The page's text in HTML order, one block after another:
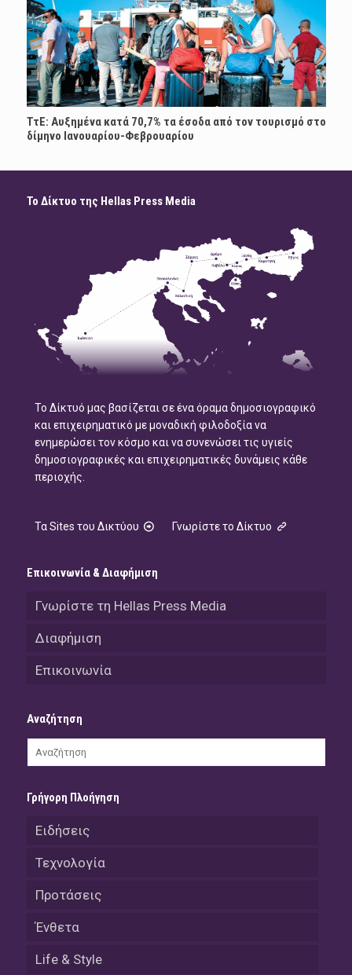
ΤτΕ: Αυξημένα κατά 70,7% τα έσοδα από τον τουρισμό στο
δίμηνο Ιανουαρίου-Φεβρουαρίου
Το Δίκτυο της Hellas Press Media
Το Δίκτυό μας βασίζεται σε ένα όραμα δημοσιογραφικό
και επιχειρηματικό με μοναδική φιλοδοξία να
ενημερώσει τον κόσμο και να συνενώσει τις υγιείς
δημοσιογραφικές και επιχειρηματικές δυνάμεις κάθε
περιοχής.
Τα Sites του Δικτύου Γνωρίστε το Δίκτυο
Επικοινωνία & Διαφήμιση
Γνωρίστε τη Hellas Press Media
Διαφήμιση
Επικοινωνία
Αναζήτηση
Γρήγορη Πλοήγηση
Ειδήσεις
Τεχνολογία
Προτάσεις
Ένθετα
Life & Style